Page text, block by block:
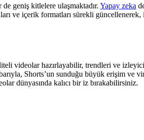
geniş kitlelere ulaşmaktadır. Yapay zeka
ve içerik formatları sürekli
videolar hazırlayabilir, trendleri ve izleyici
Shorts’un sunduğu büyük erişim ve
dünyasında kalıcı bir iz bırakabilirsiniz.